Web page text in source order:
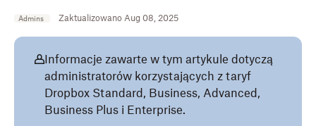
Admins Zaktualizowano Aug 08, 2025
Informacje zawarte w tym artykule dotyczą
administratorów korzystających z taryf
Dropbox Standard, Business, Advanced,
Business Plus i Enterprise.